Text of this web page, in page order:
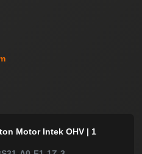
Motor Intek OHV | 1